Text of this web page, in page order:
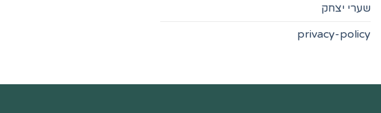
שערי יצחק
privacy-policy